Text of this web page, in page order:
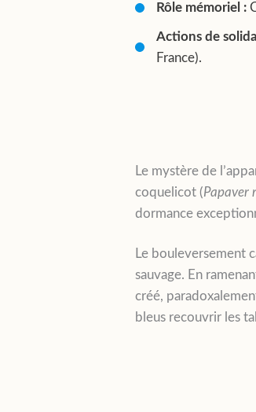
Rôle mémoriel :
Actions de
France).
Le mystère de
coquelicot (Papaver
dormance
Le bouleversement
sauvage. En
créé,
bleus recouvrir les